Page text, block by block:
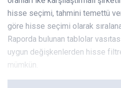
hisse seçimi, tahmini temettü
göre hisse seçimi olarak
Raporda bulunan tablolar
uygun değişkenlerden hisse
mümkün.